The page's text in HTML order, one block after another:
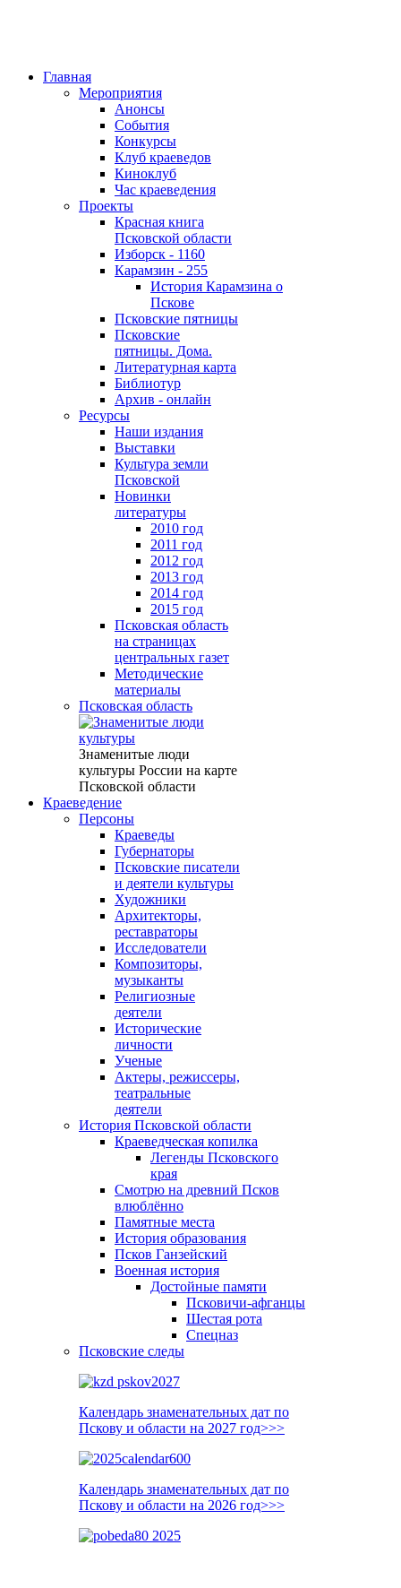
Главная
Мероприятия
Анонсы
События
Конкурсы
Клуб краеведов
Киноклуб
Час краеведения
Проекты
Красная книга
Псковской области
Изборск - 1160
Карамзин - 255
История Карамзина о
Пскове
Псковские пятницы
Псковские
пятницы. Дома.
Литературная карта
Библиотур
Архив - онлайн
Ресурсы
Наши издания
Выставки
Культура земли
Псковской
Новинки
литературы
2010 год
2011 год
2012 год
2013 год
2014 год
2015 год
Псковская область
на страницах
центральных газет
Методические
материалы
Псковская область
Знаменитые люди
культуры России на карте
Псковской области
Краеведение
Персоны
Краеведы
Губернаторы
Псковские писатели
и деятели культуры
Художники
Архитекторы,
реставраторы
Исследователи
Композиторы,
музыканты
Религиозные
деятели
Исторические
личности
Ученые
Актеры, режиссеры,
театральные
деятели
История Псковской области
Краеведческая копилка
Легенды Псковского
края
Смотрю на древний Псков
влюблённо
Памятные места
История образования
Псков Ганзейский
Военная история
Достойные памяти
Псковичи-афганцы
Шестая рота
Спецназ
Псковские следы
Календарь знаменательных дат по
Пскову и области на 2027 год>>>
Календарь знаменательных дат по
Пскову и области на 2026 год>>>